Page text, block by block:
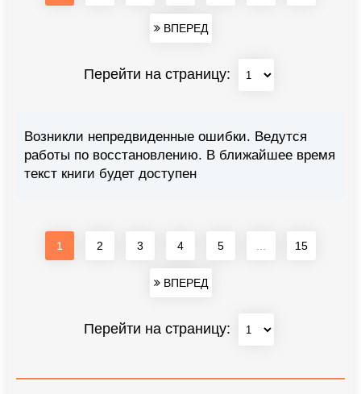
ВПЕРЕД
Перейти на страницу:
Возникли непредвиденные ошибки. Ведутся
работы по восстановлению. В ближайшее время
текст книги будет доступен
1 2 3 4 5 15
ВПЕРЕД
Перейти на страницу: